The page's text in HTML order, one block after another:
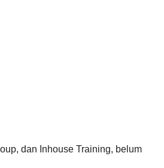
dan Inhouse Training, belum